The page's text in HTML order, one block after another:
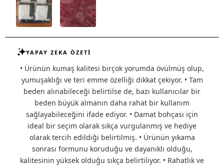
YAPAY ZEKA ÖZETİ
• Ürünün kumaş kalitesi birçok yorumda övülmüş olup,
yumuşaklığı ve teri emme özelliği dikkat çekiyor. • Tam
beden alınabileceği belirtilse de, bazı kullanıcılar bir
beden büyük almanın daha rahat bir kullanım
sağlayabileceğini ifade ediyor. • Damat bohçası için
ideal bir seçim olarak sıkça vurgulanmış ve hediye
olarak tercih edildiği belirtilmiş. • Ürünün yıkama
sonrası formunu koruduğu ve dayanıklı olduğu,
kalitesinin yüksek olduğu sıkça belirtiliyor. • Rahatlık ve